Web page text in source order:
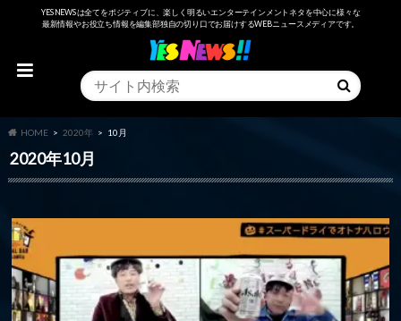
YESNEWSは全てをポジティブに、楽しく明るいエンターテインメントネタを中心に様々な
最新情報やお役立ち情報を編集部独自の切り口でお届けするWEBニュースメディアです。
HOME 2020年 10月
2020年10月